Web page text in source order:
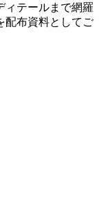
ィテールまで網羅
配布資料としてご